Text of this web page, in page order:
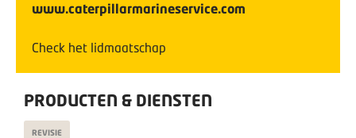
www.caterpillarmarineservice.com
Check het lidmaatschap
PRODUCTEN & DIENSTEN
REVISIE